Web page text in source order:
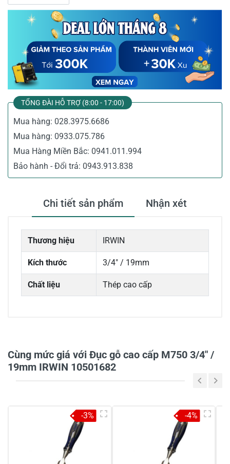
TỔNG ĐÀI HỖ TRỢ (8:00 - 17:00)
Mua hàng: 028.3975.6686
Mua hàng: 0933.075.786
Mua Hàng Miền Bắc: 0941.011.994
Bảo hành - Đổi trả: 0943.913.838
Chi tiết sản phẩm Nhận xét
Thương hiệu IRWIN
Kích thước 3/4" / 19mm
Chất liệu Thép cao cấp
Cùng mức giá với Đục gỗ cao cấp M750 3/4" /
19mm IRWIN 10501682
-3% -4%